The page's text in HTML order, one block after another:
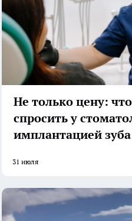
Не только цену:
спросить у
имплантацией зуба
31 июля